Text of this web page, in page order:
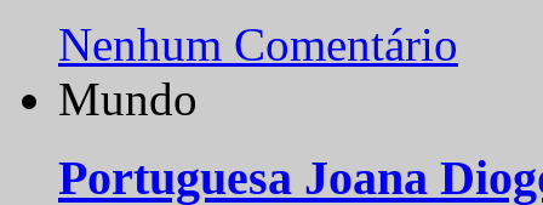
Nenhum Comentário
Mundo
Portuguesa Joana